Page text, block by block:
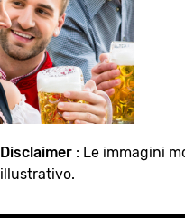
Disclaimer : Le immagini
illustrativo.